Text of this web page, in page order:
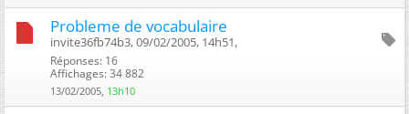
Probleme de vocabulaire
invite36fb74b3, 09/02/2005, 14h51, ‎
Réponses: 16
Affichages: 34 882
13/02/2005, 13h10